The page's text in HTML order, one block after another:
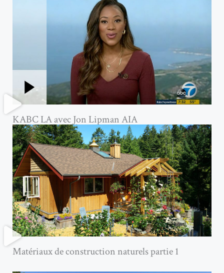
KABC LA avec Jon Lipman AIA
Matériaux de construction naturels partie 1